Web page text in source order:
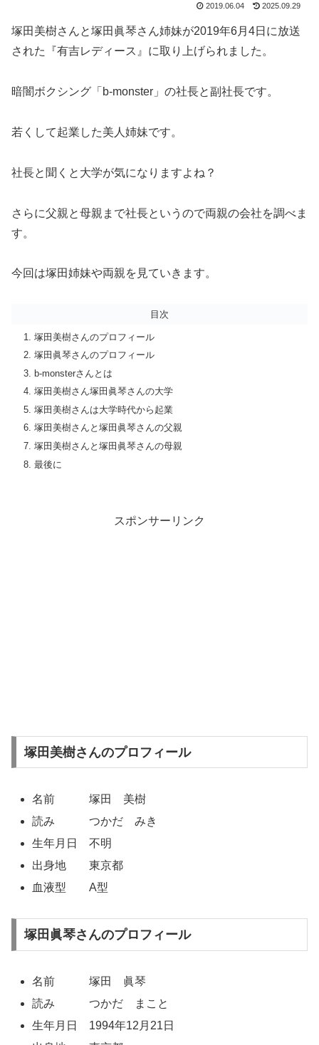
2019.06.04 2025.09.29
塚田美樹さんと塚田眞琴さん姉妹が2019年6月4日に放送
された『有吉レディース』に取り上げられました。
暗闇ボクシング「b-monster」の社長と副社長です。
若くして起業した美人姉妹です。
社長と聞くと大学が気になりますよね？
さらに父親と母親まで社長というので両親の会社を調べま
す。
今回は塚田姉妹や両親を見ていきます。
目次
塚田美樹さんのプロフィール
塚田眞琴さんのプロフィール
b-monsterさんとは
塚田美樹さん塚田眞琴さんの大学
塚田美樹さんは大学時代から起業
塚田美樹さんと塚田眞琴さんの父親
塚田美樹さんと塚田眞琴さんの母親
最後に
スポンサーリンク
塚田美樹さんのプロフィール
名前 塚田 美樹
読み つかだ みき
生年月日 不明
出身地 東京都
血液型 A型
塚田眞琴さんのプロフィール
名前 塚田 眞琴
読み つかだ まこと
生年月日 1994年12月21日